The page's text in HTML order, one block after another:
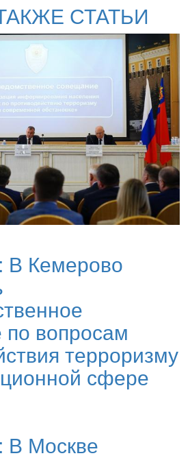
СТАТЬИ
В Кемерово
вопросам
терроризму
сфере
В Москве